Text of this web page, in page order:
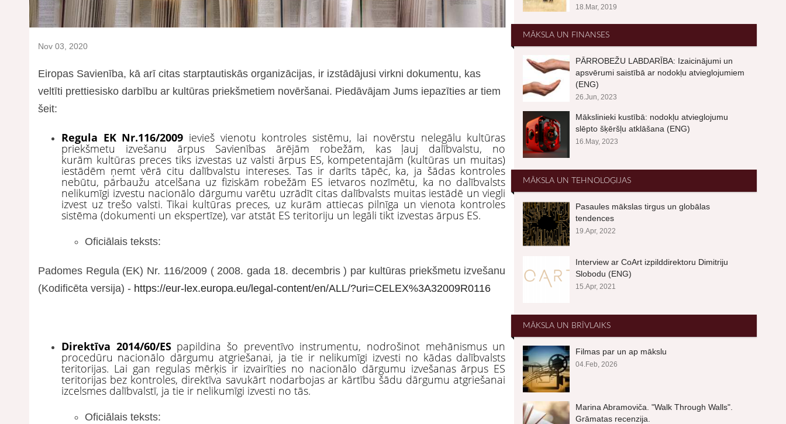
Nov 03, 2020
Eiropas Savienība, kā arī citas starptautiskās organizācijas, ir izstādājusi virkni dokumentu, kas
veltīti prettiesisko darbību ar kultūras priekšmetiem novēršanai. Piedāvājam Jums iepazīties ar tiem
šeit:
Regula EK Nr.116/2009 ievieš vienotu kontroles sistēmu, lai novērstu nelegālu kultūras
priekšmetu izvešanu ārpus Savienības ārējām robežām, kas ļauj dalībvalstu, no
kurām kultūras preces tiks izvestas uz valsti ārpus ES, kompetentajām (kultūras un muitas)
iestādēm ņemt vērā citu dalībvalstu intereses. Tas ir darīts tāpēc, ka, ja šādas kontroles
nebūtu, pārbaužu atcelšana uz fiziskām robežām ES ietvaros nozīmētu, ka no dalībvalsts
nelikumīgi izvestu nacionālo dārgumu varētu uzrādīt citas dalībvalsts muitas iestādē un viegli
izvest uz trešo valsti. Tikai kultūras preces, uz kurām attiecas pilnīga un vienota kontroles
sistēma (dokumenti un ekspertīze), var atstāt ES teritoriju un legāli tikt izvestas ārpus ES.
Oficiālais teksts:
Padomes Regula (EK) Nr. 116/2009 ( 2008. gada 18. decembris ) par kultūras priekšmetu izvešanu
(Kodificēta versija) - https://eur-lex.europa.eu/legal-content/en/ALL/?uri=CELEX%3A32009R0116
Direktīva 2014/60/ESpapildina šo preventīvo instrumentu, nodrošinot mehānismus un
procedūru nacionālo dārgumu atgriešanai, ja tie ir nelikumīgi izvesti no kādas dalībvalsts
teritorijas. Lai gan regulas mērķis ir izvairīties no nacionālo dārgumu izvešanas ārpus ES
teritorijas bez kontroles, direktīva savukārt nodarbojas ar kārtību šādu dārgumu atgriešanai
izcelsmes dalībvalstī, ja tie ir nelikumīgi izvesti no tās.
Oficiālais teksts:
18.Mar, 2019
MĀKSLA UN FINANSES
PĀRROBEŽU LABDARĪBA: Izaicinājumi un
apsvērumi saistībā ar nodokļu atvieglojumiem
(ENG)
26.Jun, 2023
Mākslinieki kustībā: nodokļu atvieglojumu
slēpto šķēršļu atklāšana (ENG)
16.May, 2023
MĀKSLA UN TEHNOLOĢIJAS
Pasaules mākslas tirgus un globālas
tendences
19.Apr, 2022
Interview ar CoArt izpilddirektoru Dimitriju
Slobodu (ENG)
15.Apr, 2021
MĀKSLA UN BRĪVLAIKS
Filmas par un ap mākslu
04.Feb, 2026
Marina Abramoviča. "Walk Through Walls".
Grāmatas recenzija.